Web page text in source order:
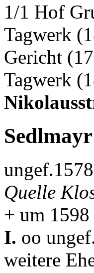
1/1 Hof
Tagwerk
Gericht
Tagwerk
ungef.1578
Quelle
+ um
I. oo
weitere